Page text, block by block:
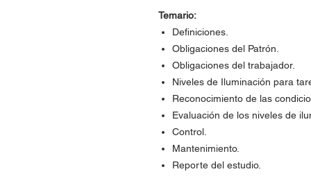
Temario:
Definiciones.
Obligaciones del Patrón.
Obligaciones del trabajador.
Niveles de Iluminación para
Reconocimiento de las
Evaluación de los niveles de
Control.
Mantenimiento.
Reporte del estudio.